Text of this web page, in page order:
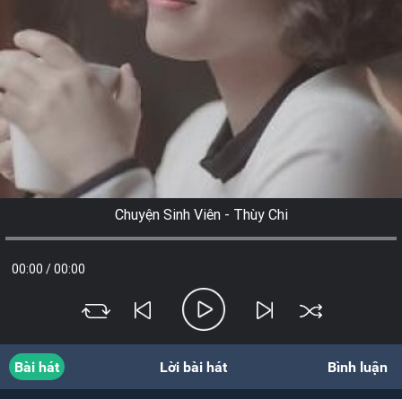
Chuyện Sinh Viên - Thùy Chi
00:00 /00:00
Bài hát Lời bài hát Bình luận